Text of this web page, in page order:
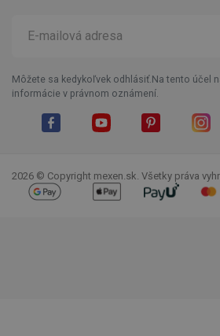
Môžete sa kedykoľvek odhlásiť.Na tento účel
informácie v právnom oznámení.
2026 © Copyright mexen.sk. Všetky práva